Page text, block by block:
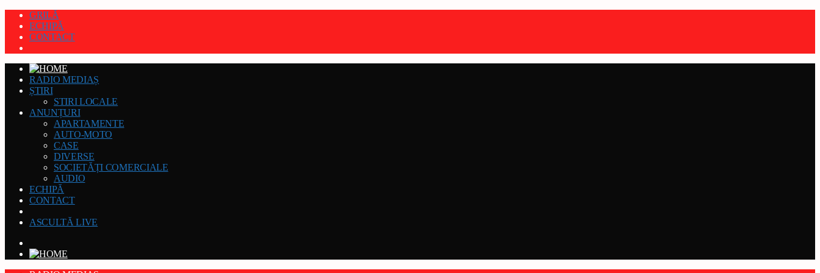
GRILĂ
ECHIPĂ
CONTACT
RADIO MEDIAȘ
ȘTIRI
STIRI LOCALE
ANUNȚURI
APARTAMENTE
AUTO-MOTO
CASE
DIVERSE
SOCIETĂȚI COMERCIALE
AUDIO
ECHIPĂ
CONTACT
ASCULTĂ LIVE